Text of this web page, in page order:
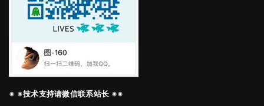
※ ※技术支持请微信联系站长 ※※